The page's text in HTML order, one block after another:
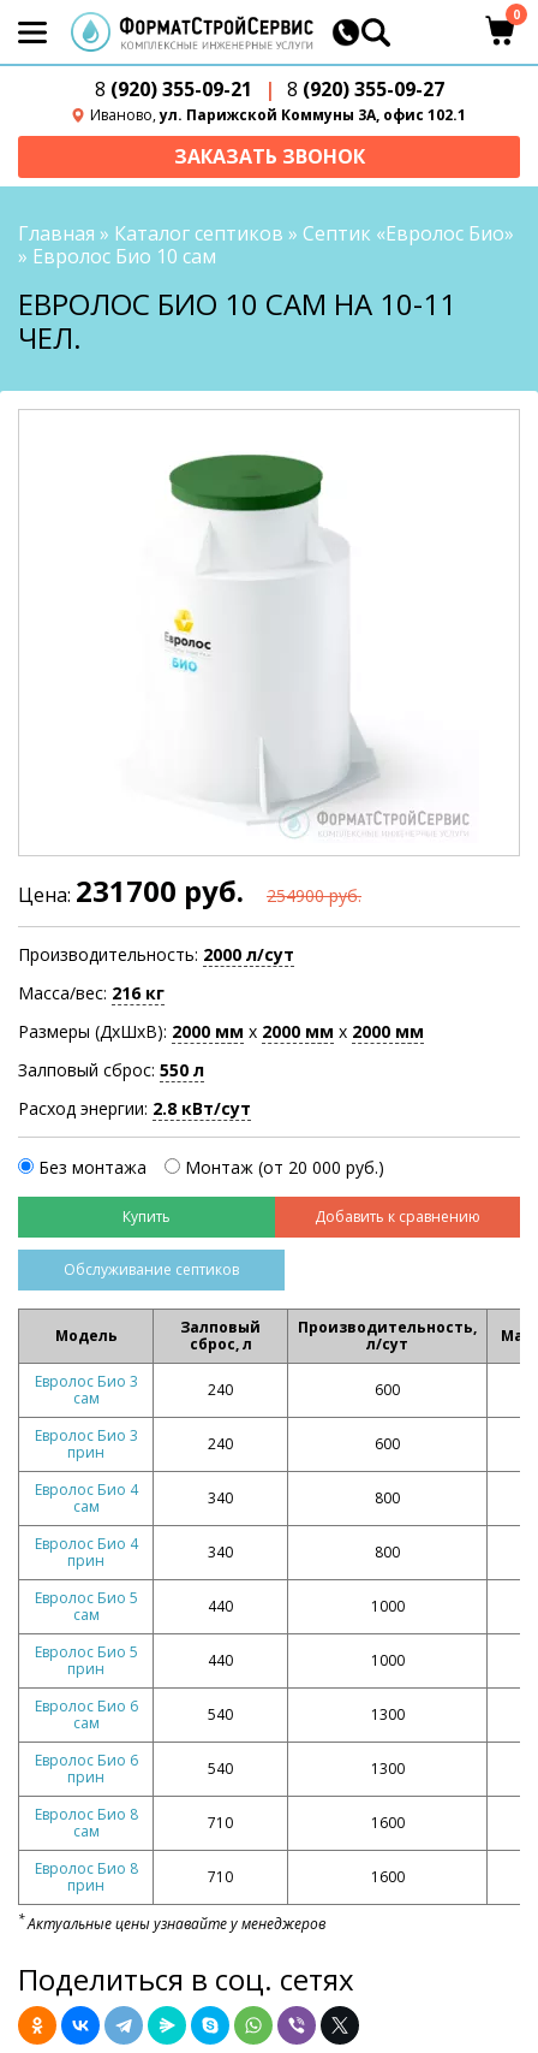
8 (920) 355-09-21 | 8 (920) 355-09-27
Иваново,ул. Парижской Коммуны 3А, офис 102.1
0
ЗАКАЗАТЬ ЗВОНОК
Главная » Каталог септиков » Септик «Евролос Био»
» Евролос Био 10 сам
ЕВРОЛОС БИО 10 САМ НА 10-11
ЧЕЛ.
Цена: 231700 руб. 254900 руб.
Производительность: 2000 л/сут
Масса/вес: 216 кг
Размеры (ДхШхВ): 2000 мм х 2000 мм х 2000 мм
Залповый сброс: 550 л
Расход энергии: 2.8 кВт/сут
Без монтажа Монтаж (от 20 000 руб.)
Добавить к сравнению
Обслуживание септиков
Модель
Залповый
сброс, л
Производительность,
л/сут
Евролос Био 3
сам
240 600
Евролос Био 3
прин
240 600
Евролос Био 4
сам
340 800
Евролос Био 4
прин
340 800
Евролос Био 5
сам
440 1000
Евролос Био 5
прин
440 1000
Евролос Био 6
сам
540 1300
Евролос Био 6
прин
540 1300
Евролос Био 8
сам
710 1600
Евролос Био 8
прин
710 1600
*Актуальные цены узнавайте у менеджеров
Поделиться в соц. сетях